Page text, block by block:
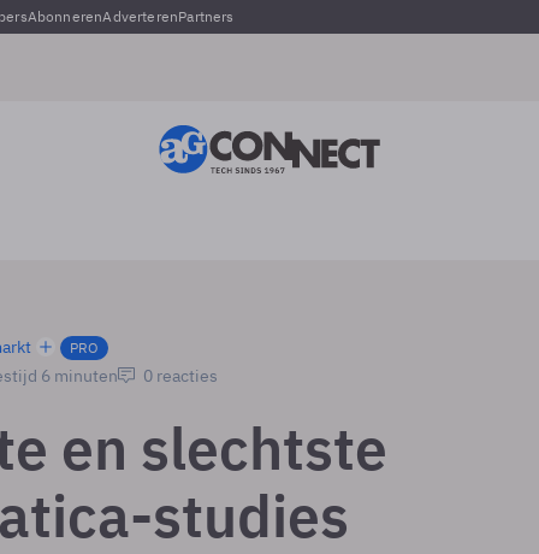
AbonnerenAdverterenPartners
PRO
6 minuten 0 reacties
en slechtste
studies